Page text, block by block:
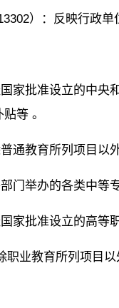
）：反映行政
家批准设立的中
等 。
通教育所列项目以
门举办的各类中等
家批准设立的高等
职业教育所列项目